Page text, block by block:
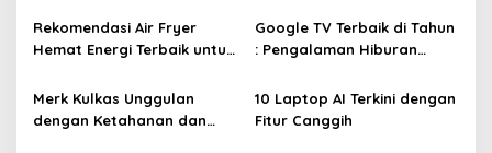
Rekomendasi Air Fryer
Hemat Energi Terbaik untuk
Google TV Terbaik di Tahun
: Pengalaman Hiburan
Luas!
Merk Kulkas Unggulan
dengan Ketahanan dan
10 Laptop AI Terkini dengan
Fitur Canggih